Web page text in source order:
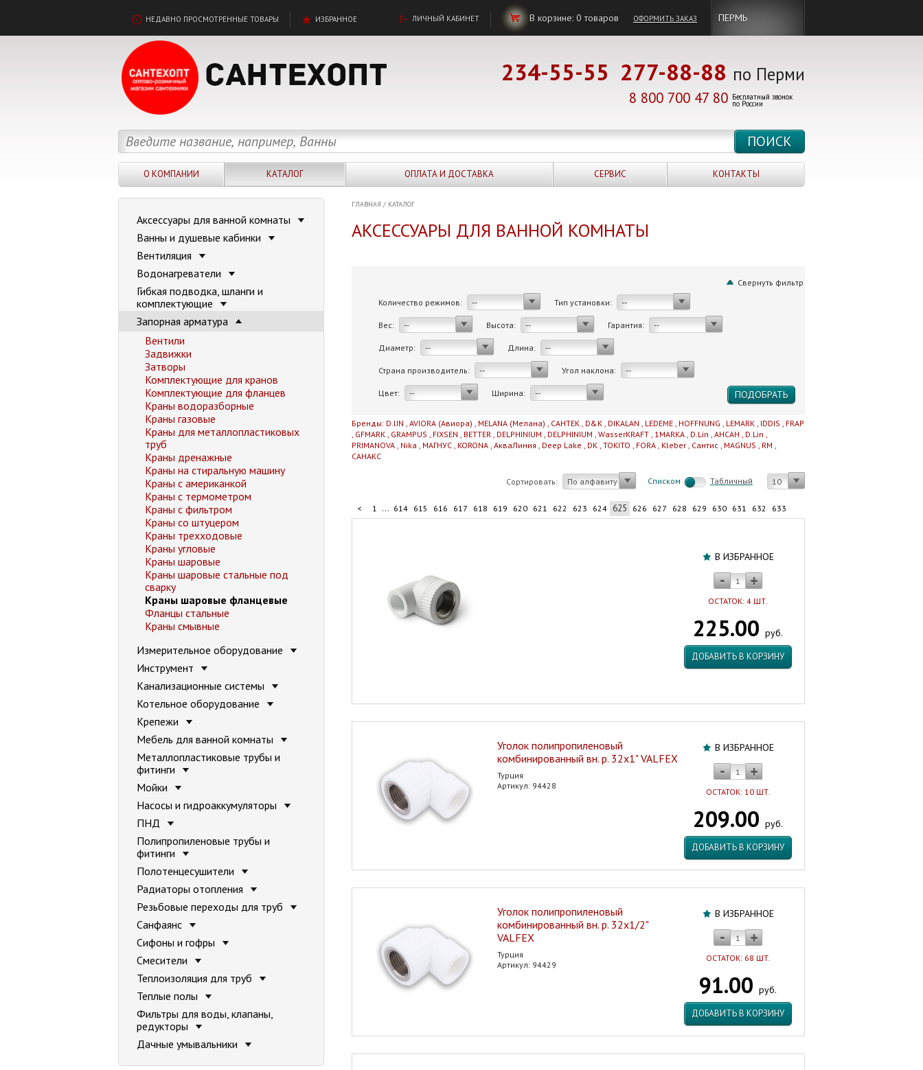
НЕДАВНО ПРОСМОТРЕННЫЕ ТОВАРЫ ИЗБРАННОЕ ЛИЧНЫЙ КАБИНЕТ В корзине: 0товаров ОФОРМИТЬ ЗАКАЗ ПЕРМЬ
234-55-55 277-88-88 по Перми
8 800 700 47 80 Бесплатный звонок
по России
О КОМПАНИИ КАТАЛОГ ОПЛАТА И ДОСТАВКА СЕРВИС КОНТАКТЫ
ГЛАВНАЯ / КАТАЛОГ
АКСЕССУАРЫ ДЛЯ ВАННОЙ КОМНАТЫ
Свернуть фильтр
Количество режимов:
-- Тип установки: --
Вес: -- Высота: -- Гарантия: --
Диаметр: -- Длина: --
Страна производитель: -- Угол наклона: --
Цвет: -- Ширина: --
Бренды: D.lIN , AVIORA (Авиора) , MELANA (Мелана) , САНТЕК , D&K , DIKALAN , LEDEME , HOFFNUNG , LEMARK , IDDIS , FRAP
, GFMARK , GRAMPUS , FIXSEN , BETTER , DELPHINIUM , DELPHINIUM , WasserKRAFT , 1MARKA , D.Lin , AHCAH , D.Lin ,
PRIMANOVA , Nika , МАГНУС , KORONA , АкваЛиния , Deep Lake , DK , TOKITO , FORA , Kleber , Сантис , MAGNUS , RM ,
САНАКС
Сортировать: По алфавиту Cписком Табличный 10
< 1 ... 614 615 616 617 618 619 620 621 622 623 624 625 626 627 628 629 630 631 632
633
В ИЗБРАННОЕ
ОСТАТОК: 4 ШТ.
225.00 руб.
ДОБАВИТЬ В КОРЗИНУ
В ИЗБРАННОЕ
ОСТАТОК: 10 ШТ.
209.00 руб.
ДОБАВИТЬ В КОРЗИНУ
Уголок полипропиленовый
комбинированный вн. р. 32х1" VALFEX
Турция
Артикул: 94428
В ИЗБРАННОЕ
ОСТАТОК: 68 ШТ.
91.00 руб.
ДОБАВИТЬ В КОРЗИНУ
Уголок полипропиленовый
комбинированный вн. р. 32х1/2"
VALFEX
Турция
Артикул: 94429
Аксессуары для ванной комнаты
Ванны и душевые кабинки
Вентиляция
Водонагреватели
Гибкая подводка, шланги и
комплектующие
Запорная арматура
Вентили
Задвижки
Затворы
Комплектующие для кранов
Комплектующие для фланцев
Краны водоразборные
Краны газовые
Краны для металлопластиковых
труб
Краны дренажные
Краны на стиральную машину
Краны с американкой
Краны с термометром
Краны с фильтром
Краны со штуцером
Краны трехходовые
Краны угловые
Краны шаровые
Краны шаровые стальные под
сварку
Краны шаровые фланцевые
Фланцы стальные
Краны смывные
Измерительное оборудование
Инструмент
Канализационные системы
Котельное оборудование
Крепежи
Мебель для ванной комнаты
Металлопластиковые трубы и
фитинги
Мойки
Насосы и гидроаккумуляторы
ПНД
Полипропиленовые трубы и
фитинги
Полотенцесушители
Радиаторы отопления
Резьбовые переходы для труб
Санфаянс
Сифоны и гофры
Смесители
Теплоизоляция для труб
Теплые полы
Фильтры для воды, клапаны,
редукторы
Дачные умывальники